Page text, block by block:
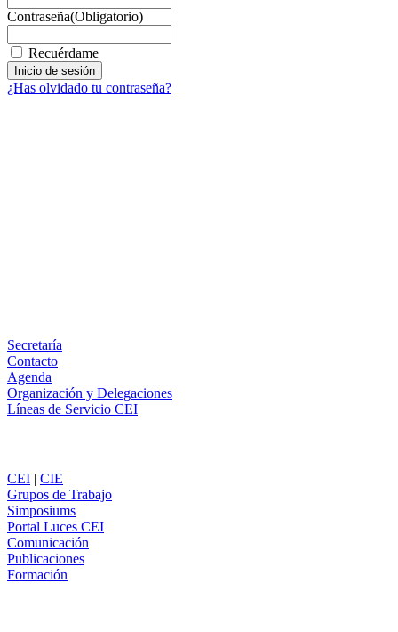
Contraseña(Obligatorio)
Recuérdame
¿Has olvidado tu contraseña?
Secretaría
Contacto
Agenda
Organización y Delegaciones
Líneas de Servicio CEI
CEI | CIE
Grupos de Trabajo
Simposiums
Portal Luces CEI
Comunicación
Publicaciones
Formación